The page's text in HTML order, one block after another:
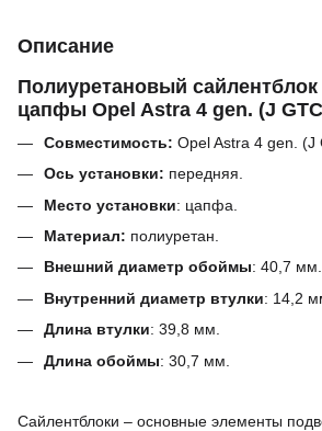
Описание
Полиуретановый сайлентблок
цапфы Opel Astra 4 gen. (J
Совместимость: Opel Astra 4 gen. (J
Ось установки: передняя.
Место установки: цапфа.
Материал: полиуретан.
Внешний диаметр обоймы: 40,7 мм.
Внутренний диаметр втулки: 14,2
Длина втулки: 39,8 мм.
Длина обоймы: 30,7 мм.
Сайлентблоки – основные элементы